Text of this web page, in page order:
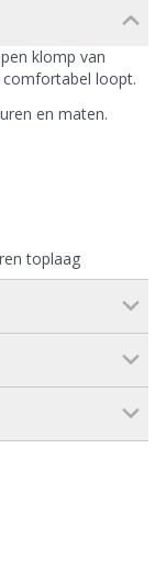
klomp van
comfortabel loopt.
en maten.
toplaag